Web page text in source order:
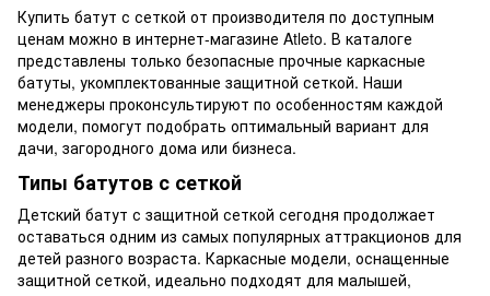
Купить батут с сеткой от производителя по доступным
ценам можно в интернет-магазине Atleto. В каталоге
представлены только безопасные прочные каркасные
батуты, укомплектованные защитной сеткой. Наши
менеджеры проконсультируют по особенностям каждой
модели, помогут подобрать оптимальный вариант для
дачи, загородного дома или бизнеса.
Типы батутов с сеткой
Детский батут с защитной сеткой сегодня продолжает
оставаться одним из самых популярных аттракционов для
детей разного возраста. Каркасные модели, оснащенные
защитной сеткой, идеально подходят для малышей,